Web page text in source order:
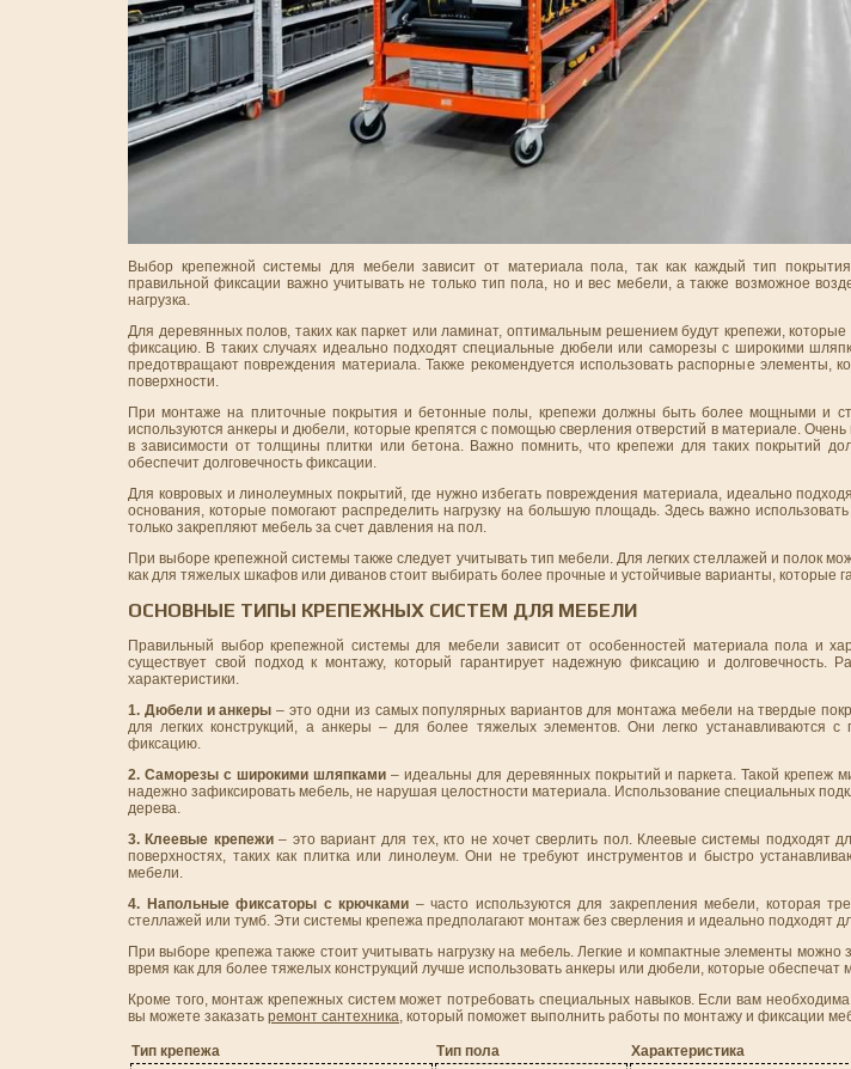
Выбор крепежной системы для мебели зависит от материала пола, так как каждый тип
правильной фиксации важно учитывать не только тип пола, но и вес мебели, а также возможное
нагрузка.
Для деревянных полов, таких как паркет или ламинат, оптимальным решением будут крепежи,
фиксацию. В таких случаях идеально подходят специальные дюбели или саморезы с широкими
предотвращают повреждения материала. Также рекомендуется использовать распорные элементы,
поверхности.
При монтаже на плиточные покрытия и бетонные полы, крепежи должны быть более мощными и
используются анкеры и дюбели, которые крепятся с помощью сверления отверстий в материале.
в зависимости от толщины плитки или бетона. Важно помнить, что крепежи для таких покрытий
обеспечит долговечность фиксации.
Для ковровых и линолеумных покрытий, где нужно избегать повреждения материала, идеально
основания, которые помогают распределить нагрузку на большую площадь. Здесь важно
только закрепляют мебель за счет давления на пол.
При выборе крепежной системы также следует учитывать тип мебели. Для легких стеллажей и полок
как для тяжелых шкафов или диванов стоит выбирать более прочные и устойчивые варианты, которые
ОСНОВНЫЕ ТИПЫ КРЕПЕЖНЫХ СИСТЕМ ДЛЯ МЕБЕЛИ
Правильный выбор крепежной системы для мебели зависит от особенностей материала пола и
существует свой подход к монтажу, который гарантирует надежную фиксацию и долговечность.
характеристики.
1. Дюбели и анкеры – это одни из самых популярных вариантов для монтажа мебели на твердые
для легких конструкций, а анкеры – для более тяжелых элементов. Они легко устанавливаются
фиксацию.
2. Саморезы с широкими шляпками– идеальны для деревянных покрытий и паркета. Такой крепеж
надежно зафиксировать мебель, не нарушая целостности материала. Использование специальных
дерева.
3. Клеевые крепежи– это вариант для тех, кто не хочет сверлить пол. Клеевые системы подходят
поверхностях, таких как плитка или линолеум. Они не требуют инструментов и быстро
мебели.
4. Напольные фиксаторы с крючками – часто используются для закрепления мебели, которая
стеллажей или тумб. Эти системы крепежа предполагают монтаж без сверления и идеально подходят
При выборе крепежа также стоит учитывать нагрузку на мебель. Легкие и компактные элементы
время как для более тяжелых конструкций лучше использовать анкеры или дюбели, которые обеспечат
Кроме того, монтаж крепежных систем может потребовать специальных навыков. Если вам
вы можете заказать ремонт сантехника, который поможет выполнить работы по монтажу и фиксации
Тип крепежа Тип пола
Характеристика